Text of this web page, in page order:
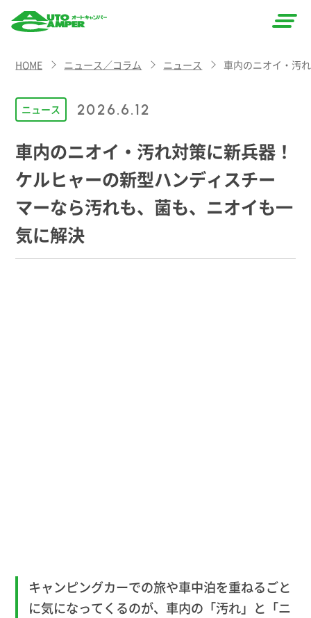
CAMPER
（オート
キャン
パー）
HOME ニュース／コラム ニュース 車内のニオイ・汚
ニュース 2026.6.12
車内のニオイ・汚れ対策に新兵器！
ケルヒャーの新型ハンディスチー
マーなら汚れも、菌も、ニオイも一
気に解決
キャンピングカーでの旅や車中泊を重ねるごと
に気になってくるのが、車内の「汚れ」と「ニ